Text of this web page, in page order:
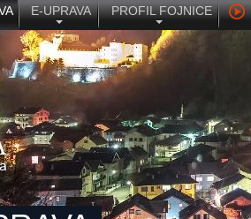
E-UPRAVA PROFIL FOJNICE